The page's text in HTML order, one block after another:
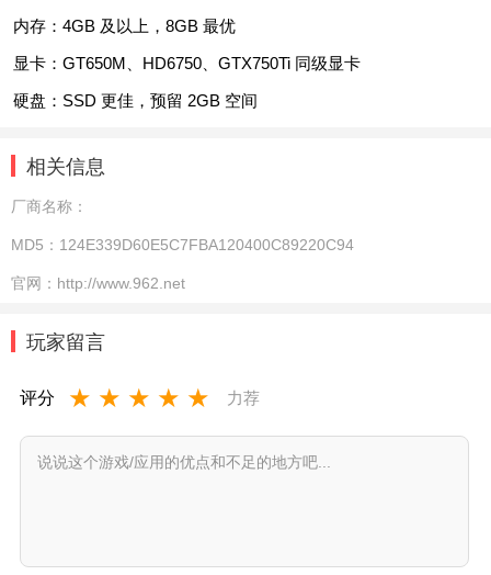
内存：4GB 及以上，8GB 最优
显卡：GT650M、HD6750、GTX750Ti 同级显卡
硬盘：SSD 更佳，预留 2GB 空间
相关信息
厂商名称：
MD5： 124E339D60E5C7FBA120400C89220C94
官网： http://www.962.net
玩家留言
评分 ★ ★ ★ ★ ★ 力荐